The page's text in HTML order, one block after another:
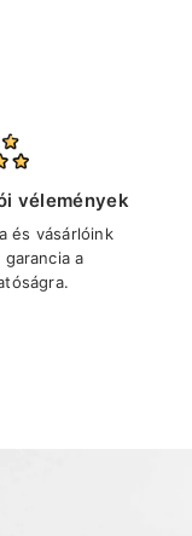
vélemények
és vásárlóink
a